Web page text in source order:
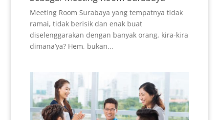
Meeting Room Surabaya yang tempatnya tidak
ramai, tidak berisik dan enak buat
diselenggarakan dengan banyak orang, kira-kira
dimana’ya? Hem, bukan...